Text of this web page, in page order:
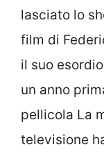
lasciato lo
film di
il suo
un anno
pellicola La
televisione